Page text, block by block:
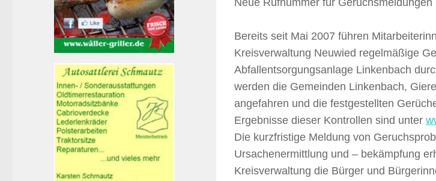
Neue Rufnummer für
Bereits seit Mai 2007 führen
Kreisverwaltung Neuwied regelmäßige
Abfallentsorgungsanlage Linkenbach
werden die Gemeinden Linkenbach,
angefahren und die festgestellten
Ergebnisse dieser Kontrollen sind unter
Die kurzfristige Meldung von
Ursachenermittlung und – bekämpfung
Kreisverwaltung die Bürger und